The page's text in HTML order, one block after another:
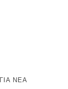
ΝΈΑ